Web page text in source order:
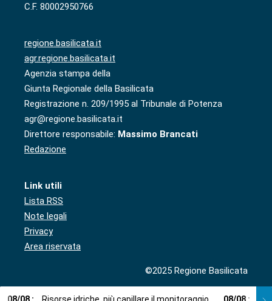
C.F. 80002950766
regione.basilicata.it
agr.regione.basilicata.it
Agenzia stampa della
Giunta Regionale della Basilicata
Registrazione n. 209/1995 al Tribunale di Potenza
agr@regione.basilicata.it
Direttore responsabile: Massimo Brancati
Redazione
Link utili
Lista RSS
Note legali
Privacy
Area riservata
©2025 Regione Basilicata